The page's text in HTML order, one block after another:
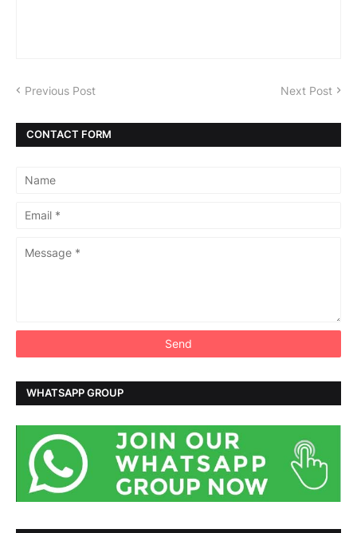
Previous Post Next Post
CONTACT FORM
WHATSAPP GROUP